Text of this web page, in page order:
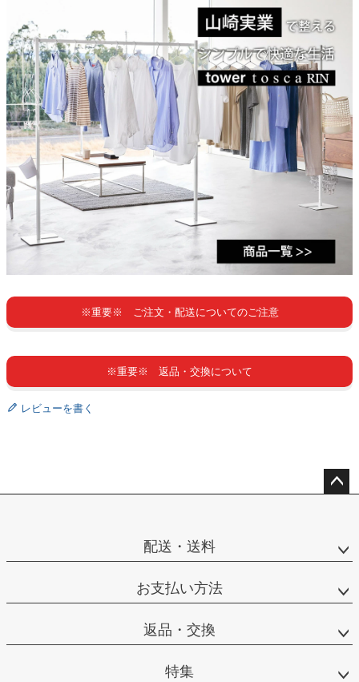
※重要※ ご注文・配送についてのご注意
※重要※ 返品・交換について
レビューを書く
配送・送料
お支払い方法
返品・交換
特集